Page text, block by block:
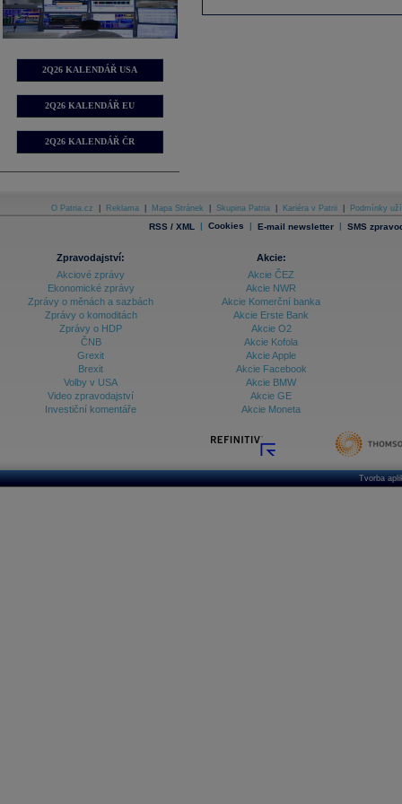
2Q26 KALENDÁŘ USA
2Q26 KALENDÁŘ EU
2Q26 KALENDÁŘ ČR
O Patria.cz Reklama Mapa Stránek Skupina Patria Kariéra v Patrii Podmínky
RSS / XML | Cookies | E-mail newsletter | SMS
Zpravodajství:
Akciové zprávy
Ekonomické zprávy
Zprávy o měnách a sazbách
Zprávy o komoditách
Zprávy o HDP
ČNB
Grexit
Brexit
Volby v USA
Video zpravodajství
Investiční komentáře
Akcie:
Akcie ČEZ
Akcie NWR
Akcie Komerční banka
Akcie Erste Bank
Akcie O2
Akcie Kofola
Akcie Apple
Akcie Facebook
Akcie BMW
Akcie GE
Akcie Moneta
Tvorba